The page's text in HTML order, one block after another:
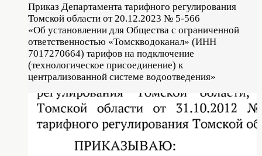
Приказ Департамента тарифного регулирования
Томской области от 20.12.2023 № 5-566
«Об установлении для Общества с ограниченной
ответственностью «Томскводоканал» (ИНН
7017270664) тарифов на подключение
(технологическое присоединение) к
централизованной системе водоотведения»